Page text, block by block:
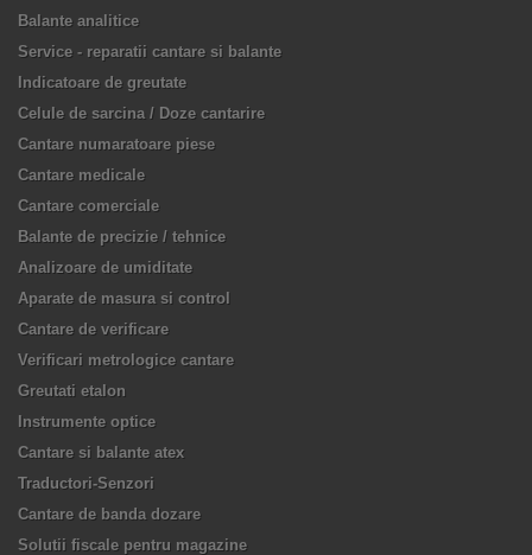
Balante analitice
Service - reparatii cantare si balante
Indicatoare de greutate
Celule de sarcina / Doze cantarire
Cantare numaratoare piese
Cantare medicale
Cantare comerciale
Balante de precizie / tehnice
Analizoare de umiditate
Aparate de masura si control
Cantare de verificare
Verificari metrologice cantare
Greutati etalon
Instrumente optice
Cantare si balante atex
Traductori-Senzori
Cantare de banda dozare
Solutii fiscale pentru magazine